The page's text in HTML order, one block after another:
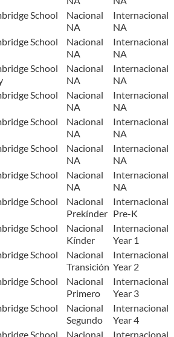
School
Nacional
NA
Internacional
NA
School
Nacional
NA
Internacional
NA
School
Nacional
NA
Internacional
NA
School
Nacional
NA
Internacional
NA
School
Nacional
NA
Internacional
NA
School
Nacional
NA
Internacional
NA
School
Nacional
NA
Internacional
NA
School
Nacional
Prekínder
Internacional
Pre-K
School
Nacional
Kínder
Internacional
Year 1
School
Nacional
Transición
Internacional
Year 2
School
Nacional
Primero
Internacional
Year 3
School
Nacional
Segundo
Internacional
Year 4
School Nacional Internacional